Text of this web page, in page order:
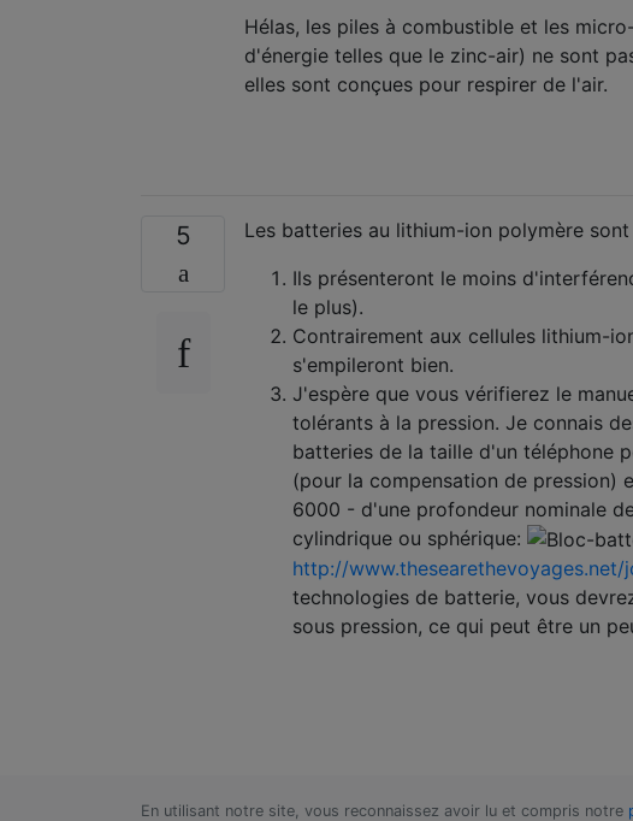
Hélas, les piles à combustible et les
d'énergie telles que le zinc-air) ne sont
elles sont conçues pour respirer de l'air.
5
Les batteries au lithium-ion polymère
Ils présenteront le moins
le plus).
Contrairement aux cellules lithium-
s'empileront bien.
J'espère que vous vérifierez le
tolérants à la pression. Je connais
batteries de la taille d'un téléphone
(pour la compensation de pression)
6000 - d'une profondeur nominale
cylindrique ou sphérique:
http://www.thesearethevoyages.net/
technologies de batterie, vous
sous pression, ce qui peut être un
En utilisant notre site, vous reconnaissez avoir lu et compris notre